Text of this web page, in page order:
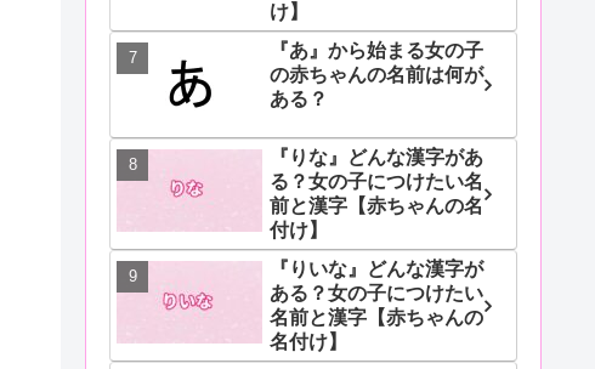
け】
『あ』から始まる女の子
の赤ちゃんの名前は何が
ある？
『りな』どんな漢字があ
る？女の子につけたい名
前と漢字【赤ちゃんの名
付け】
『りいな』どんな漢字が
ある？女の子につけたい
名前と漢字【赤ちゃんの
名付け】